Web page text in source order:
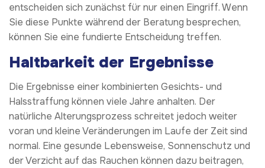
entscheiden sich zunächst für nur einen Eingriff. Wenn
Sie diese Punkte während der Beratung besprechen,
können Sie eine fundierte Entscheidung treffen.
Haltbarkeit der Ergebnisse
Die Ergebnisse einer kombinierten Gesichts- und
Halsstraffung können viele Jahre anhalten. Der
natürliche Alterungsprozess schreitet jedoch weiter
voran und kleine Veränderungen im Laufe der Zeit sind
normal. Eine gesunde Lebensweise, Sonnenschutz und
der Verzicht auf das Rauchen können dazu beitragen,